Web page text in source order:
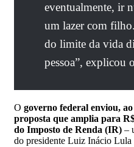
eventualmente, ir
um lazer com
do limite da vida
pessoa”, explicou
O governo federal enviou,
proposta que amplia para
do Imposto de Renda (IR) –
do presidente Luiz Inácio Lula